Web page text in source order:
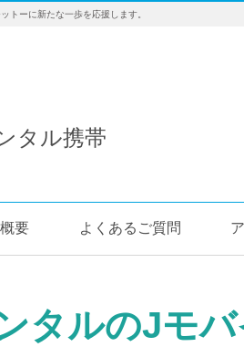
トーに新たな一歩を応援します。
タル携帯
要 よくあるご質問
タルのJモバ